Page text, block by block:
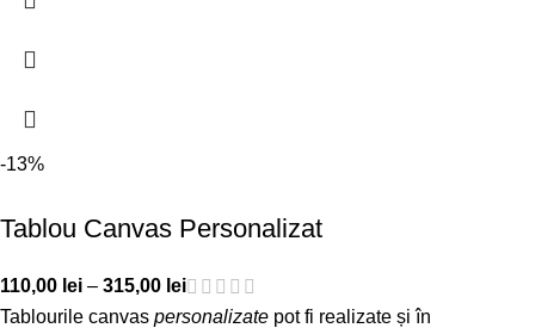
-13%
Tablou Canvas Personalizat
110,00 lei – 315,00 lei
Tablourile canvas personalizate pot fi realizate și în